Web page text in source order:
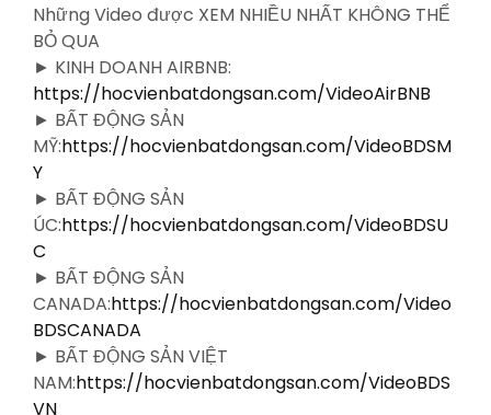
Những Video được XEM NHIỀU NHẤT KHÔNG THỂ
BỎ QUA
► KINH DOANH AIRBNB:
https://hocvienbatdongsan.com/VideoAirBNB
► BẤT ĐỘNG SẢN
MỸ:https://hocvienbatdongsan.com/VideoBDSM
Y
► BẤT ĐỘNG SẢN
ÚC:https://hocvienbatdongsan.com/VideoBDSU
C
► BẤT ĐỘNG SẢN
CANADA:https://hocvienbatdongsan.com/Video
BDSCANADA
► BẤT ĐỘNG SẢN VIỆT
NAM:https://hocvienbatdongsan.com/VideoBDS
VN